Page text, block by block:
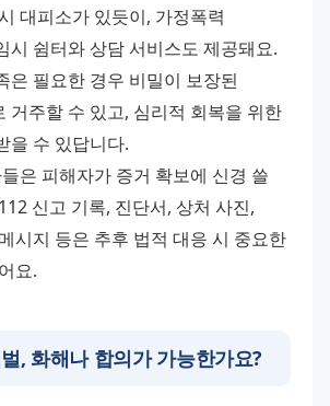
대피소가 있듯이, 가정폭력
시 쉼터와 상담 서비스도 제공돼요.
은 필요한 경우 비밀이 보장된
거주할 수 있고, 심리적 회복을 위한
을 수 있답니다.
은 피해자가 증거 확보에 신경 쓸
신고 기록, 진단서, 상처 사진,
시지 등은 추후 법적 대응 시 중요한
요.
, 화해나 합의가 가능한가요?